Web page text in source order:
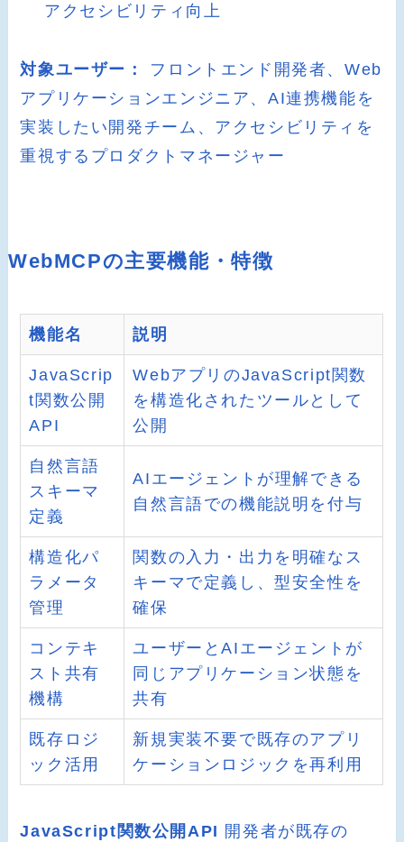
アクセシビリティ向上
対象ユーザー：
フロントエンド開発者、Web
アプリケーションエンジニア、AI連携機能を
実装したい開発チーム、アクセシビリティを
重視するプロダクトマネージャー
WebMCPの主要機能・特徴
機能名 説明
JavaScrip
t関数公開
API
WebアプリのJavaScript関数
を構造化されたツールとして
公開
自然言語
スキーマ
定義
AIエージェントが理解できる
自然言語での機能説明を付与
構造化パ
ラメータ
管理
関数の入力・出力を明確なス
キーマで定義し、型安全性を
確保
コンテキ
スト共有
機構
ユーザーとAIエージェントが
同じアプリケーション状態を
共有
既存ロジ
ック活用
新規実装不要で既存のアプリ
ケーションロジックを再利用
JavaScript関数公開API 開発者が既存の